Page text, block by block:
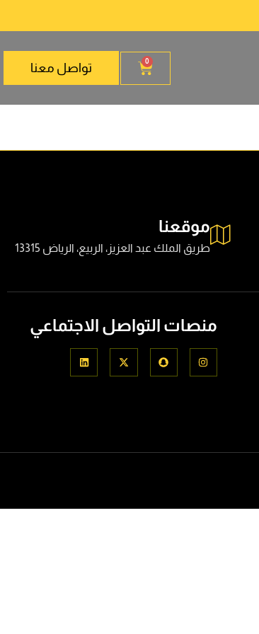
0 تواصل معنا
موقعنا
طريق الملك عبد العزيز، الربيع، الرياض 13315
منصات التواصل الاجتماعي